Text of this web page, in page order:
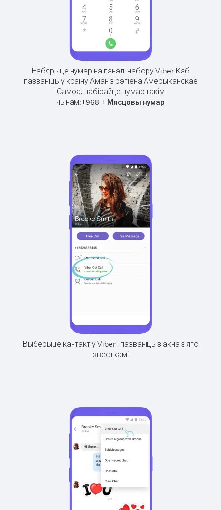
Набярыце нумар на панэлі набору Viber.Каб
пазваніць у краіну Аман з рэгіёна Амерыканскае
Самоа, набірайце нумар такім
чынам:+968 + Мясцовы нумар
Выберыце кантакт у Viber і пазваніць з акна з яго
звесткамі